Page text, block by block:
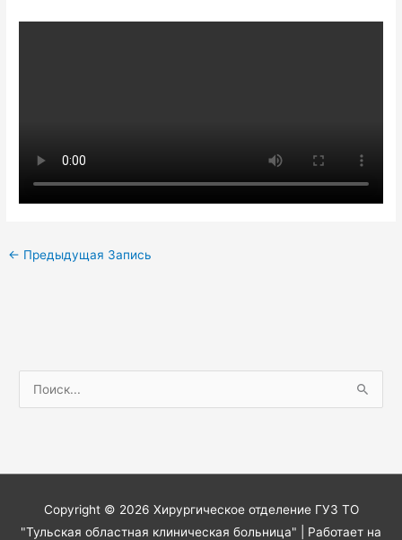
← Предыдущая Запись
о
к
Copyright © 2026 Хирургическое отделение ГУЗ ТО
"Тульская областная клиническая больница" | Работает на